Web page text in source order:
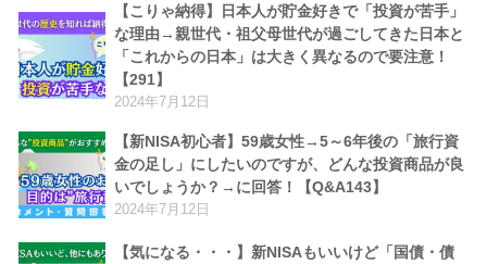
【こりゃ納得】日本人が貯金好きで「投資が苦手」
な理由→親世代・祖父母世代が過ごしてきた日本と
「これからの日本」は大きく異なるので要注意！
【291】
2024年7月12日
【新NISA初心者】59歳女性→5～6年後の「旅行資
金の足し」にしたいのですが、どんな投資商品が良
いでしょうか？→に回答！【Q&A143】
2024年7月12日
【気になる・・・】新NISAもいいけど「国債・債